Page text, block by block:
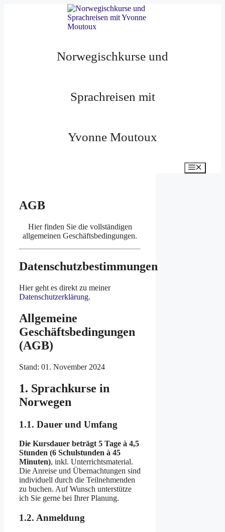
Norwegischkurse und
Sprachreisen mit
Yvonne Moutoux
AGB
Hier finden Sie die vollständigen
allgemeinen Geschäftsbedingungen.
Datenschutzbestimmungen
Hier geht es direkt zu meiner
Datenschutzerklärung.
Allgemeine
Geschäftsbedingungen
(AGB)
Stand: 01. November 2024
1. Sprachkurse in
Norwegen
1.1. Dauer und Umfang
Die Kursdauer beträgt 5 Tage à 4,5
Stunden (6 Schulstunden à 45
Minuten), inkl. Unterrichtsmaterial.
Die Anreise und Übernachtungen sind
individuell durch die Teilnehmenden
zu buchen. Auf Wunsch unterstütze
ich Sie gerne bei Ihrer Planung.
1.2. Anmeldung